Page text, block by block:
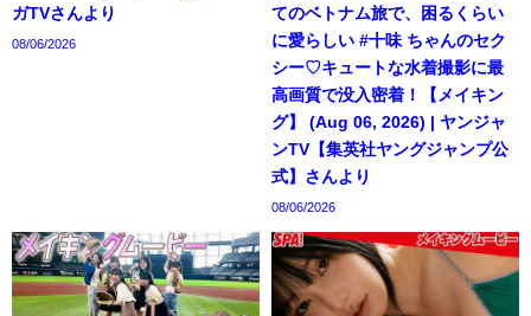
ガTVさんより
08/06/2026
てのベトナム旅で、困るくらい
に愛らしい #十味 ちゃんのセク
シー♡キュートな水着撮影に最
高画質で没入密着！【メイキン
グ】 (Aug 06, 2026) | ヤンジャ
ンTV【集英社ヤングジャンプ公
式】さんより
08/06/2026